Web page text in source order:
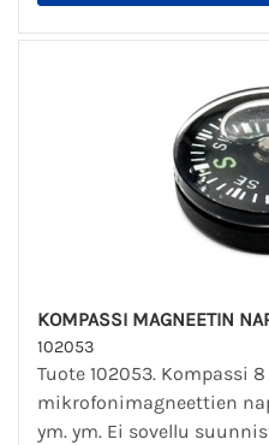
KOMPASSI MAGNEETIN
102053
Tuote 102053. Kompassi
mikrofonimagneettien
ym. ym. Ei sovellu